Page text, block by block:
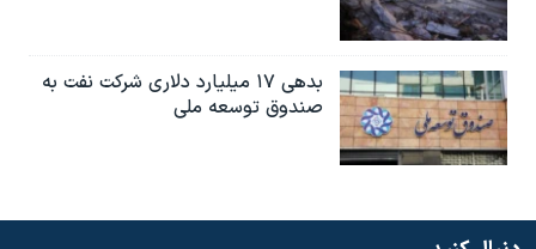
بدهی ۱۷ میلیارد دلاری شرکت نفت به
صندوق توسعه ملی